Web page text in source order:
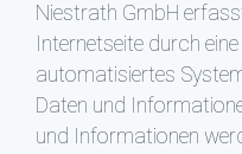
Niestrath GmbH
Internetseite durch
automatisiertes
Daten und
und Informationen